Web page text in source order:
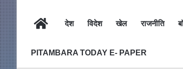
होम देश विदेश खेल राजनीति
PITAMBARA TODAY E- PAPER